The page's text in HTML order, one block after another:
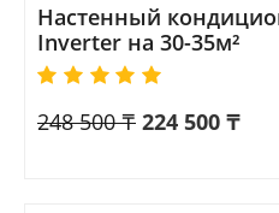
Настенный
Inverter на 30-35м²
248 500 ₸ 224 500 ₸